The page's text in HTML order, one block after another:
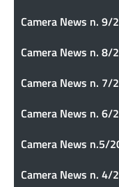
Camera News n. 9/
Camera News n. 8/
Camera News n.
Camera News n. 6/
Camera News n.5/
Camera News n. 4/